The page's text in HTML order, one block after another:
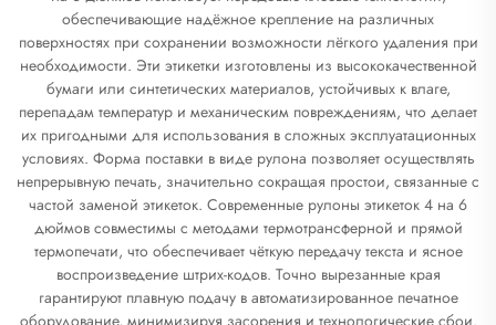
обеспечивающие надёжное крепление на различных
поверхностях при сохранении возможности лёгкого удаления при
необходимости. Эти этикетки изготовлены из высококачественной
бумаги или синтетических материалов, устойчивых к влаге,
перепадам температур и механическим повреждениям, что делает
их пригодными для использования в сложных эксплуатационных
условиях. Форма поставки в виде рулона позволяет осуществлять
непрерывную печать, значительно сокращая простои, связанные с
частой заменой этикеток. Современные рулоны этикеток 4 на 6
дюймов совместимы с методами термотрансферной и прямой
термопечати, что обеспечивает чёткую передачу текста и ясное
воспроизведение штрих-кодов. Точно вырезанные края
гарантируют плавную подачу в автоматизированное печатное
оборудование, минимизируя засорения и технологические сбои.